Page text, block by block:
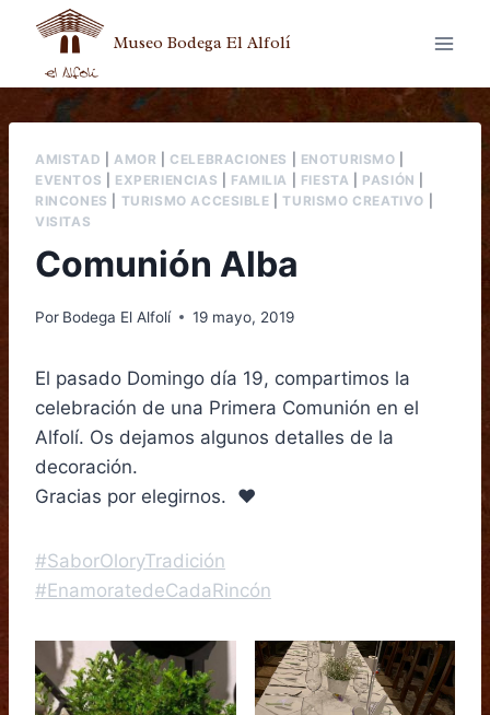
Museo Bodega El Alfolí
AMISTAD AMOR CELEBRACIONES ENOTURISMO
EVENTOS
EXPERIENCIAS FAMILIA FIESTA PASIÓN
RINCONES
TURISMO ACCESIBLE |TURISMO CREATIVO
VISITAS
Comunión Alba
Por Bodega El Alfolí 19 mayo, 2019
El pasado Domingo día 19, compartimos la
celebración de una Primera Comunión en el
Alfolí. Os dejamos algunos detalles de la
decoración.
Gracias por elegirnos. ❤️
#SaborOloryTradición
#EnamoratedeCadaRincón